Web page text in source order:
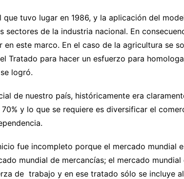
tuvo lugar en 1986, y la aplicación del
sectores de la industria nacional. En
este marco. En el caso de la agricultura se
Tratado para hacer un esfuerzo para
logró.
de nuestro país, históricamente era
y lo que se requiere es diversificar el
fue incompleto porque el mercado mundial
mundial de mercancías; el mercado
de trabajo y en ese tratado sólo se incluye